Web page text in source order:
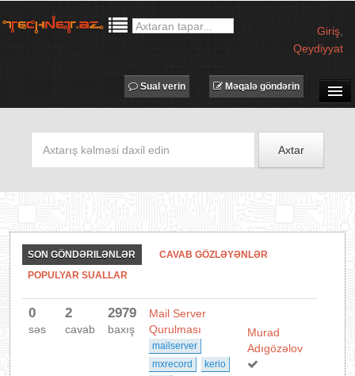
Giriş
Qeydiyyat
MƏQALƏLƏR
İŞ ELANLARI
IT LÜĞƏT
Məqalə göndərin
Sual verin
Axtar
SON GÖNDƏRILƏNLƏR
CAVAB GÖZLƏYƏNLƏR
POPULYAR SUALLAR
0
səs
2
cavab
2979
baxış
Mail Server
Qurulması
mailserver
mxrecord
kerio
Murad
Adıgözəlov